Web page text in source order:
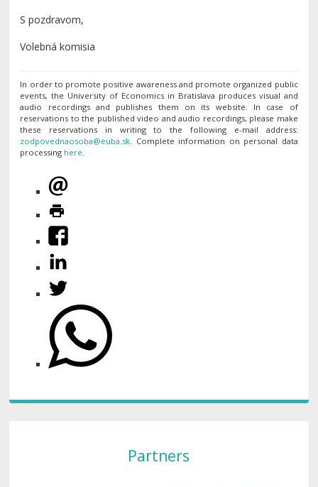
S pozdravom,
Volebná komisia
In order to promote positive awareness and promote organized public
events, the University of Economics in Bratislava produces visual and
audio recordings and publishes them on its website. In case of
reservations to the published video and audio recordings, please make
these reservations in writing to the following e-mail address:
. Complete information on personal data
processing here.
Partners